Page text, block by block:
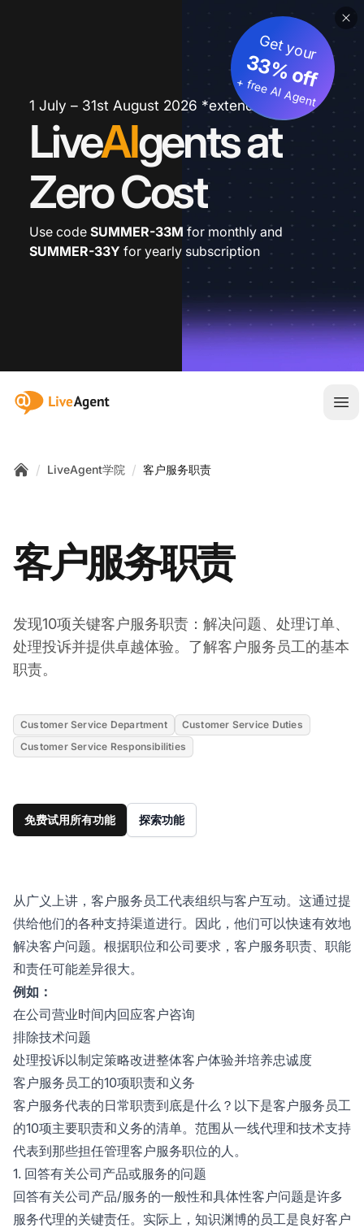
1 July – 31st August 2026 *extended
LiveAIgents at
Zero Cost
Get your
33% off
+ free AI Agent
Use code SUMMER-33M for monthly and
SUMMER-33Y for yearly subscription
:site.title
/ LiveAgent学院 / 客户服务职责
客户服务职责
发现10项关键客户服务职责：解决问题、处理订单、
处理投诉并提供卓越体验。了解客户服务员工的基本
职责。
Customer Service Department
Customer Service Duties
Customer Service Responsibilities
免费试用所有功能 探索功能
从广义上讲，客户服务员工代表组织与客户互动。这通过提
供给他们的各种支持渠道进行。因此，他们可以快速有效地
解决客户问题。根据职位和公司要求，客户服务职责、职能
和责任可能差异很大。
例如：
在公司营业时间内回应客户咨询
排除技术问题
处理投诉以制定策略改进整体客户体验并培养忠诚度
客户服务员工的10项职责和义务
客户服务代表的日常职责到底是什么？以下是客户服务员工
的10项主要职责和义务的清单。范围从一线代理和技术支持
代表到那些担任管理客户服务职位的人。
1. 回答有关公司产品或服务的问题
回答有关公司产品/服务的一般性和具体性客户问题是许多
服务代理的关键责任。实际上，知识渊博的员工是良好客户